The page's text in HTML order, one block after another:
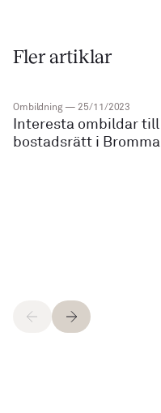
Fler artiklar
Ombildning— 25/11/2023
Interesta ombildar till
bostadsrätt i Bromma